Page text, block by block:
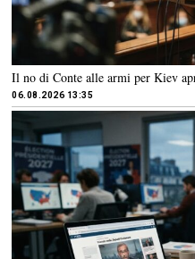
Il no di Conte alle armi per Kiev
06.08.2026 13:35